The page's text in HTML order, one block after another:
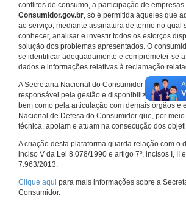
conflitos de consumo, a participação de empresas
Consumidor.gov.br, só é permitida àqueles que
ao serviço, mediante assinatura de termo no qual
conhecer, analisar e investir todos os esforços
solução dos problemas apresentados. O
se identificar adequadamente e comprometer-se
dados e informações relativas à reclamação
A Secretaria Nacional do Consumidor do
responsável pela gestão e disponibilização do
bem como pela articulação com demais órgãos e
Nacional de Defesa do Consumidor que, por
técnica, apoiam e atuam na consecução dos
A criação desta plataforma guarda relação com o
inciso V da Lei 8.078/1990 e artigo 7º, incisos I, II
7.963/2013.
Clique aqui para mais informações sobre a
Consumidor.